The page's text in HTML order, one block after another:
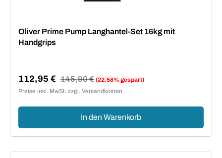
Oliver Prime Pump Langhantel-Set 16kg mit
Handgrips
Verkaufspreis:
112,95 € Regulärer Preis:
145,90 € (22.58% gespart)
Preise inkl. MwSt. zzgl. Versandkosten
In den Warenkorb